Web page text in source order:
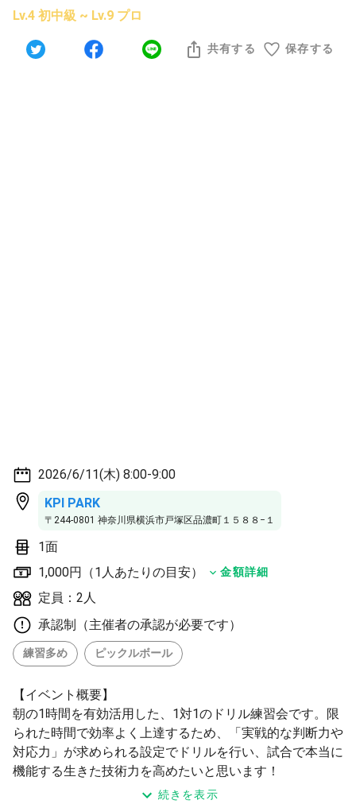
Lv.4 初中級 ~ Lv.9 プロ
共有する 保存する
2026/6/11(木) 8:00-9:00
KPI PARK
〒244-0801 神奈川県横浜市戸塚区品濃町１５８８−１
1面
1,000円（1人あたりの目安）
金額詳細
定員：2人
承認制（主催者の承認が必要です）
練習多め ピックルボール
【イベント概要】
朝の1時間を有効活用した、1対1のドリル練習会です。限
られた時間で効率よく上達するため、「実戦的な判断力や
対応力」が求められる設定でドリルを行い、試合で本当に
機能する生きた技術力を高めたいと思います！
続きを表示